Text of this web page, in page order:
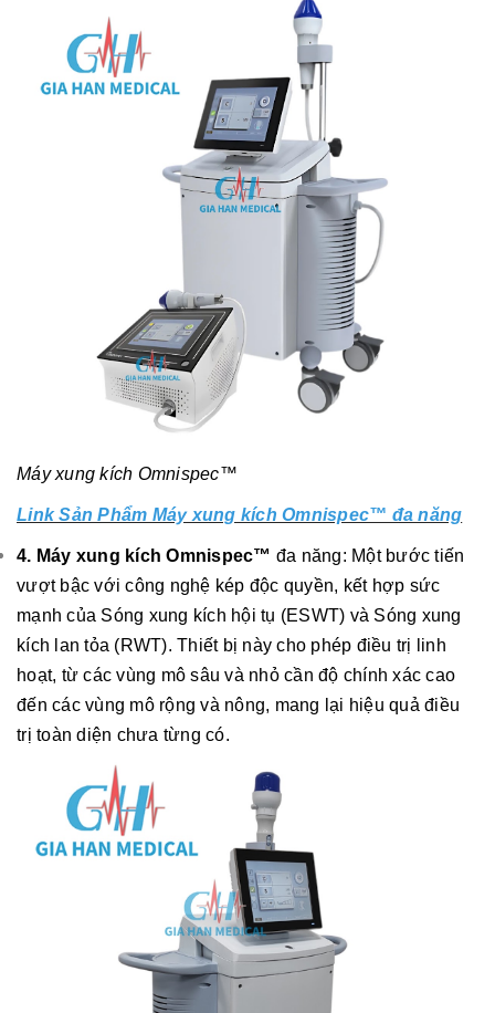
Máy xung kích Omnispec™
Link Sản Phẩm Máy xung kích Omnispec™ đa năng
4. Máy xung kích Omnispec™ đa năng: Một bước tiến
vượt bậc với công nghệ kép độc quyền, kết hợp sức
mạnh của Sóng xung kích hội tụ (ESWT) và Sóng xung
kích lan tỏa (RWT). Thiết bị này cho phép điều trị linh
hoạt, từ các vùng mô sâu và nhỏ cần độ chính xác cao
đến các vùng mô rộng và nông, mang lại hiệu quả điều
trị toàn diện chưa từng có.